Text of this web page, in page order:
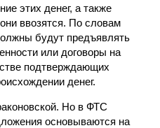
этих денег, а также
ввозятся. По словам
будут предъявлять
или договоры на
подтверждающих
денег.
Но в ФТС
основываются на